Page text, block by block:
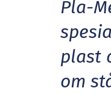
Pla-
plast
om